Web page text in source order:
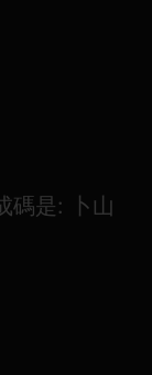
碼是: 卜山